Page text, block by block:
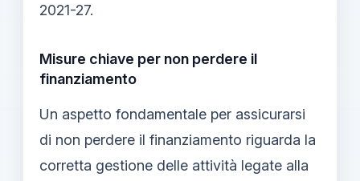
2021-27.
Misure chiave per non perdere il
finanziamento
Un aspetto fondamentale per assicurarsi
di non perdere il finanziamento riguarda la
corretta gestione delle attività legate alla